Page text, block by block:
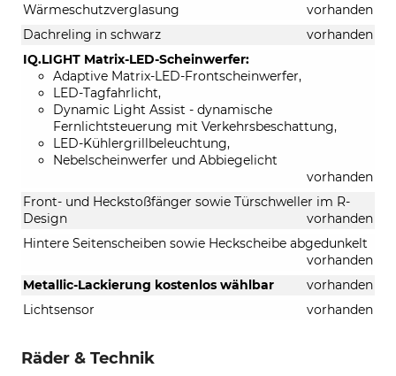
Wärmeschutzverglasung
vorhanden
Dachreling in schwarz
vorhanden
IQ.LIGHT Matrix-LED-Scheinwerfer:
Adaptive Matrix-LED-Frontscheinwerfer,
LED-Tagfahrlicht,
Dynamic Light Assist - dynamische
Fernlichtsteuerung mit Verkehrsbeschattung,
LED-Kühlergrillbeleuchtung,
Nebelscheinwerfer und Abbiegelicht
vorhanden
Front- und Heckstoßfänger sowie Türschweller im R-
Design
vorhanden
Hintere Seitenscheiben sowie Heckscheibe abgedunkelt
vorhanden
Metallic-Lackierung kostenlos wählbar
vorhanden
Lichtsensor
vorhanden
Räder & Technik